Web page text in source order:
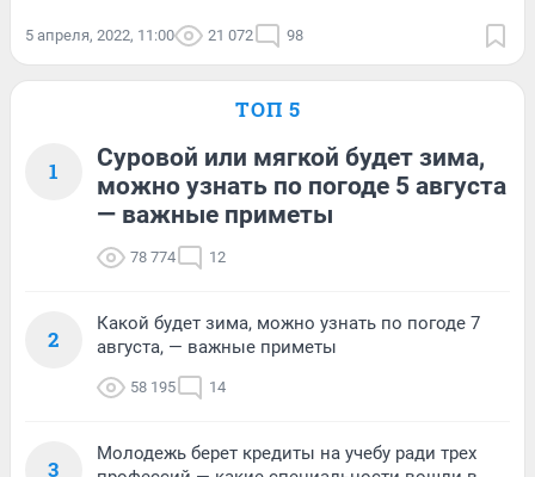
5 апреля, 2022, 11:00 21 072 98
ТОП 5
1
Суровой или мягкой будет зима,
можно узнать по погоде 5 августа
— важные приметы
78 774 12
2
Какой будет зима, можно узнать по погоде 7
августа, — важные приметы
58 195 14
3
Молодежь берет кредиты на учебу ради трех